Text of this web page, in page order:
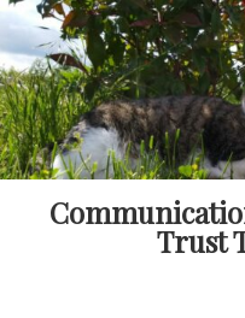
Skip
content
Trust